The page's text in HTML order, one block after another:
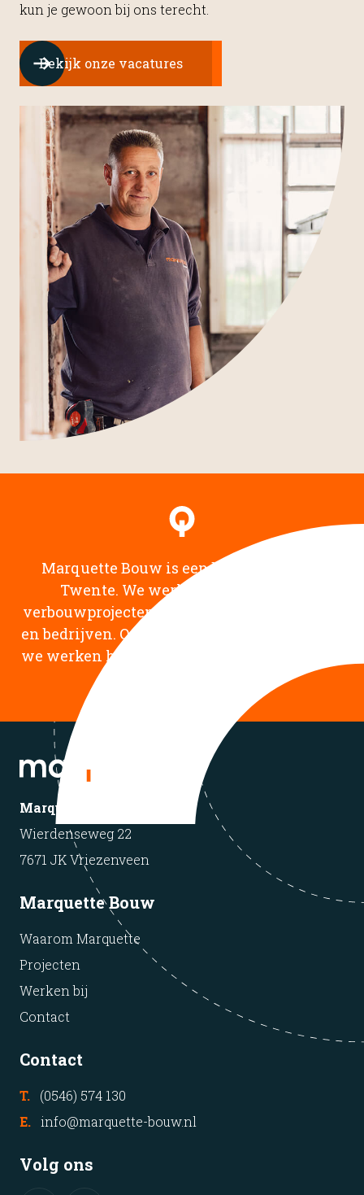
kun je gewoon bij ons terecht.
Bekijk onze vacatures
Marquette Bouw is een bouwbedrijf uit
Twente. We werken aan bouw- en
verbouwprojecten, voor zowel particulieren
en bedrijven. Ons kantoor staat in Almelo en
we werken het liefst daar waar onze wortels
Marquette
Wierdenseweg 22
7671 JK Vriezenveen
Marquette Bouw
Waarom Marquette
Projecten
Werken bij
Contact
Contact
T.
(0546) 574 130
E. info@marquette-bouw.nl
Volg ons